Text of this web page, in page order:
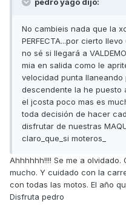
pedro yago dijo:
No cambieis nada que la
PERFECTA...por cierto
no sé si llegará a
mia en salida como le
velocidad punta llaneando
descendente la he puesto
el jcosta poco mas es
toda decisión de hacer
disfrutar de nuestras
claro_que_si moteros_
Ahhhhhh!!!! Se me a
mucho. Y cuidado con la
con todas las motos. El año
Disfruta pedro